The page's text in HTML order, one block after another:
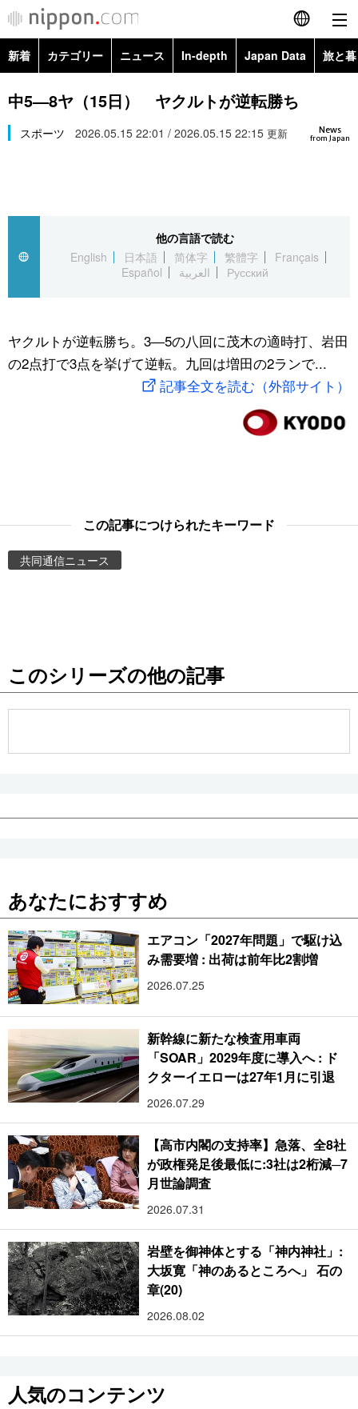
English
简体字
繁體字
العربية
社会
スポーツ・東京2020
旅と暮らし
Images
新着 カテゴリー ニュース In-depth Japan Data 旅と
政治・外交
経済・ビジネス
社会
文化
科学・技術
暮らし
Images
お知らせ
中5―8ヤ（15日） ヤクルトが逆転勝ち
News
from Japan
スポーツ 2026.05.15 22:01 / 2026.05.15 22:15 更新
他の言語で読む
English
日本語 简体字 繁體字
Français
Español
العربية Русский
ヤクルトが逆転勝ち。3―5の八回に茂木の適時打、岩田
の2点打で3点を挙げて逆転。九回は増田の2ランで...
記事全文を読む（外部サイト）
この記事につけられたキーワード
共同通信ニュース
このシリーズの他の記事
あなたにおすすめ
エアコン「2027年問題」で駆け込
み需要増 : 出荷は前年比2割増
2026.07.25
新幹線に新たな検査用車両
「SOAR」2029年度に導入へ : ド
クターイエローは27年1月に引退
2026.07.29
【高市内閣の支持率】急落、全8社
が政権発足後最低に:3社は2桁減─7
月世論調査
2026.07.31
岩壁を御神体とする「神内神社」:
大坂寛「神のあるところへ」 石の
章(20)
2026.08.02
人気のコンテンツ